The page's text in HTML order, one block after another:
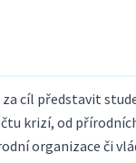
cíl představit
krizí, od
organizace či